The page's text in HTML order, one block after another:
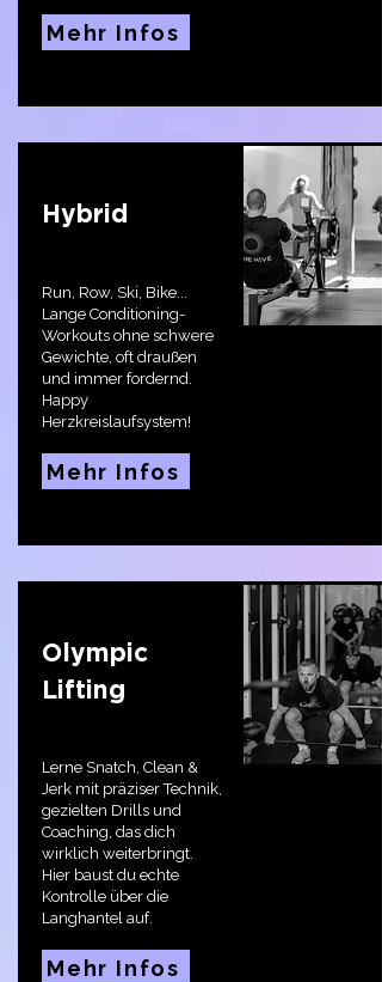
Mehr Infos
Hybrid
Run, Row, Ski, Bike...
Lange Conditioning-
Workouts ohne schwere
Gewichte, oft draußen
und immer fordernd.
Happy
Herzkreislaufsystem!
Mehr Infos
Olympic
Lifting
Lerne Snatch, Clean &
Jerk mit präziser Technik,
gezielten Drills und
Coaching, das dich
wirklich weiterbringt.
Hier baust du echte
Kontrolle über die
Langhantel auf.
Mehr Infos